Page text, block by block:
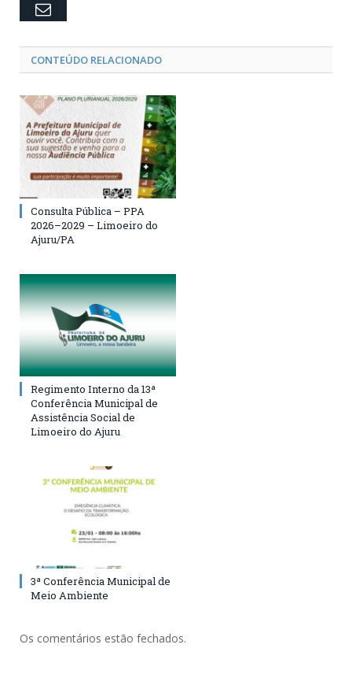
Email
CONTEÚDO RELACIONADO
Consulta Pública – PPA
2026–2029 – Limoeiro do
Ajuru/PA
Regimento Interno da 13ª
Conferência Municipal de
Assistência Social de
Limoeiro do Ajuru
3ª Conferência Municipal de
Meio Ambiente
Os comentários estão fechados.